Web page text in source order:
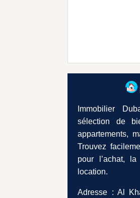
Immobilier
sélection de
appartements,
Trouvez
pour l’achat, la
location.
Adresse : Al